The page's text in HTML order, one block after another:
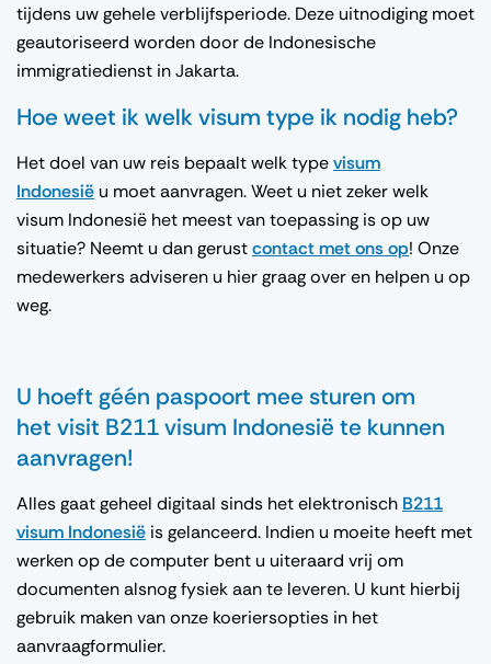
tijdens uw gehele verblijfsperiode. Deze uitnodiging moet
geautoriseerd worden door de Indonesische
immigratiedienst in Jakarta.
Hoe weet ik welk visum type ik nodig heb?
Het doel van uw reis bepaalt welk typevisum
Indonesië u moet aanvragen. Weet u niet zeker welk
visum Indonesië het meest van toepassing is op uw
situatie? Neemt u dan gerustcontact met ons op! Onze
medewerkers adviseren u hier graag over en helpen u op
weg.
U hoeft géén paspoort mee sturen om
het visit B211 visum Indonesië te kunnen
aanvragen!
Alles gaat geheel digitaal sinds het elektronisch B211
visum Indonesië is gelanceerd. Indien u moeite heeft met
werken op de computer bent u uiteraard vrij om
documenten alsnog fysiek aan te leveren. U kunt hierbij
gebruik maken van onze koeriersopties in het
aanvraagformulier.